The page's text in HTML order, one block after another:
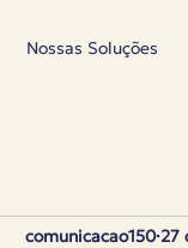
Nossas Soluções
comunicacao150 27